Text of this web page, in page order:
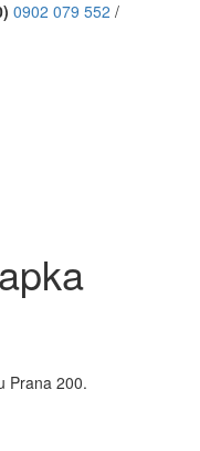
0902 079 552 /
Prana 200.